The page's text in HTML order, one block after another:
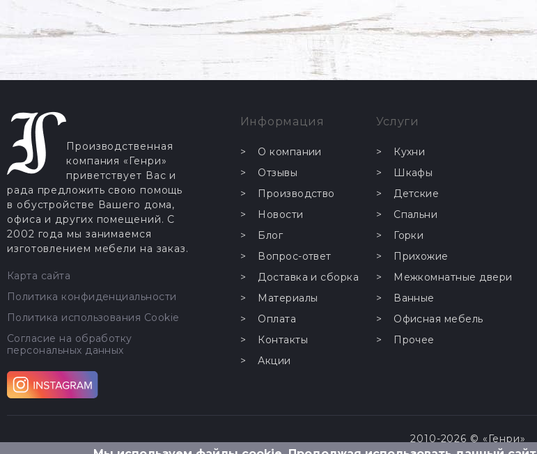
Производственная
компания «Генри»
приветствует Вас и
рада предложить свою помощь
в обустройстве Вашего дома,
офиса и других помещений. С
2002 года мы занимаемся
изготовлением мебели на заказ.
Карта сайта
Политика конфиденциальности
Политика использования Cookie
Согласие на обработку
персональных данных
Информация
О компании
Отзывы
Производство
Новости
Блог
Вопрос-ответ
Доставка и сборка
Материалы
Оплата
Контакты
Акции
Услуги
Кухни
Шкафы
Детские
Спальни
Горки
Прихожие
Межкомнатные двери
Ванные
Офисная мебель
Прочее
2010-2026 © «Генри»